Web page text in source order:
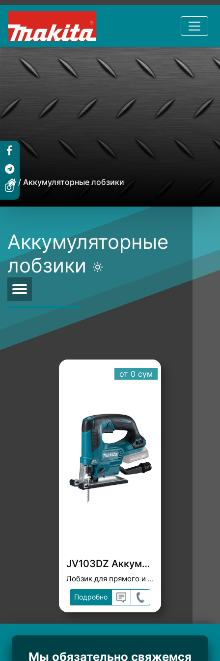
/ Аккумуляторные лобзики
Аккумуляторные
лобзики
от 0 cум
JV103DZ Аккумуляторный лобзик CXT ®
Лобзик для прямого и фигурного реза древесины, стали, металла
Подробно
Мы обязательно свяжемся